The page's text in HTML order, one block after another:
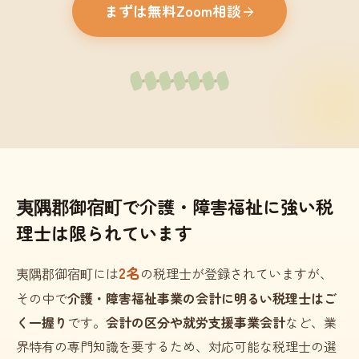
まずは無料Zoom相談
夷隅郡御宿町で介護・障害福祉に強い税
理士は限られています
夷隅郡御宿町には2名の税理士が登録されていますが、
その中で介護・障害福祉事業の会計に明るい税理士はご
く一握り です。 会計の区分や就労支援事業会計など、業
界特有の専門知識を要するため、対応可能な税理士の選